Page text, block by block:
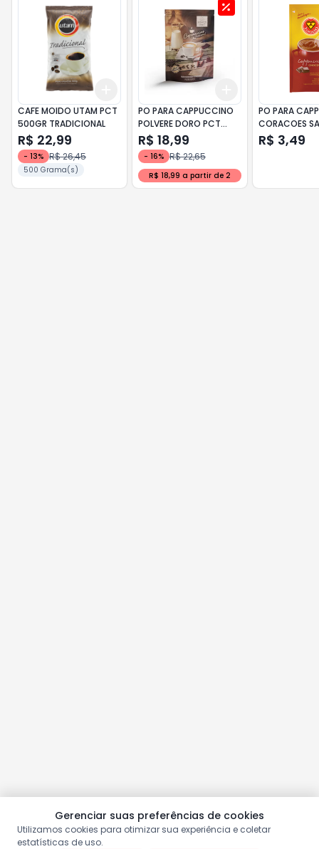
Gerenciar suas preferências de cookies
Utilizamos cookies para otimizar sua experiência e coletar
estatísticas de uso.
5 +10
CAFE MOIDO UTAM PCT
500GR TRADICIONAL
R$ 22,99
- 13% R$ 26,45
500 Grama(s)
+10
PO PARA CAPPUCCINO
POLVERE DORO PCT
200GR
R$ 18,99
- 16% R$ 22,65
R$ 18,99 a partir de 2
PO PARA
CORACOES
20GR
R$ 3,49